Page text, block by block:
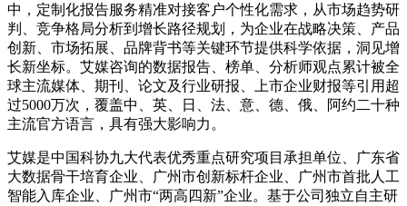
中，定制化报告服务精准对接客户个性化需求，从市场趋势研
判、竞争格局分析到增长路径规划，为企业在战略决策、产品
创新、市场拓展、品牌背书等关键环节提供科学依据，洞见增
长新坐标。艾媒咨询的数据报告、榜单、分析师观点累计被全
球主流媒体、期刊、论文及行业研报、上市企业财报等引用超
过5000万次，覆盖中、英、日、法、意、德、俄、阿约二十种
主流官方语言，具有强大影响力。
艾媒是中国科协九大代表优秀重点研究项目承担单位、广东省
大数据骨干培育企业、广州市创新标杆企业、广州市首批人工
智能入库企业、广州市“两高四新”企业。基于公司独立自主研